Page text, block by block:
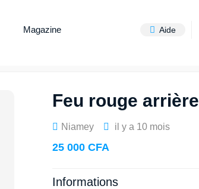
Magazine Aide
Feu rouge arrière
Niamey il y a 10 mois
25 000 CFA
Informations